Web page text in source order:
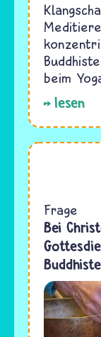
beim
lesen
Buddhismus
Frage
Bei